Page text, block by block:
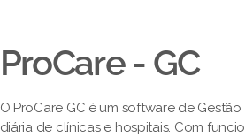
ProCare - GC
O ProCare GC é um software de
diária de clínicas e hospitais. Com